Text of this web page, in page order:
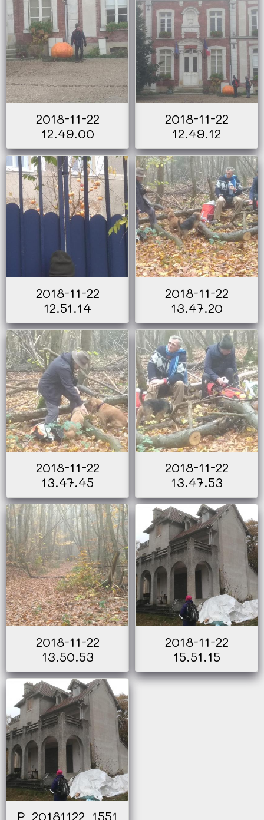
2018-11-22
12.49.00
2018-11-22
12.49.12
2018-11-22
12.51.14
2018-11-22
13.47.20
2018-11-22
13.47.45
2018-11-22
13.47.53
2018-11-22
13.50.53
2018-11-22
15.51.15
P_20181122_1551